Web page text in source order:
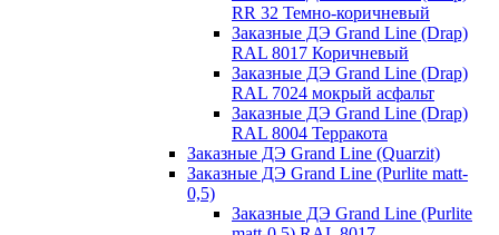
RR 32 Темно-коричневый
Заказные ДЭ Grand Line (Drap)
RAL 8017 Коричневый
Заказные ДЭ Grand Line (Drap)
RAL 7024 мокрый асфальт
Заказные ДЭ Grand Line (Drap)
RAL 8004 Терракота
Заказные ДЭ Grand Line (Quarzit)
Заказные ДЭ Grand Line (Purlite matt-
0,5)
Заказные ДЭ Grand Line (Purlite